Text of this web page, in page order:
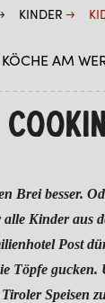
(IM
KINDER
AM
Brei besser.
Kinder aus
Post
Töpfe gucken.
Speisen